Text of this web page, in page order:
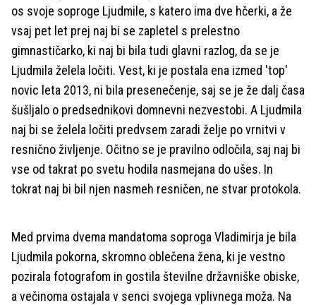
os svoje soproge Ljudmile, s katero ima dve hčerki, a že
vsaj pet let prej naj bi se zapletel s prelestno
gimnastičarko, ki naj bi bila tudi glavni razlog, da se je
Ljudmila želela ločiti. Vest, ki je postala ena izmed 'top'
novic leta 2013, ni bila presenečenje, saj se je že dalj časa
šušljalo o predsednikovi domnevni nezvestobi. A Ljudmila
naj bi se želela ločiti predvsem zaradi želje po vrnitvi v
resnično življenje. Očitno se je pravilno odločila, saj naj bi
vse od takrat po svetu hodila nasmejana do ušes. In
tokrat naj bi bil njen nasmeh resničen, ne stvar protokola.
Med prvima dvema mandatoma soproga Vladimirja je bila
Ljudmila pokorna, skromno oblečena žena, ki je vestno
pozirala fotografom in gostila številne državniške obiske,
a večinoma ostajala v senci svojega vplivnega moža. Na